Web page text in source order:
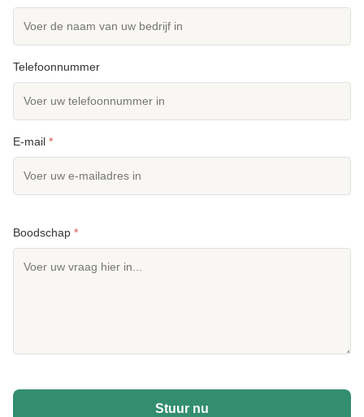
Telefoonnummer
E-mail *
Boodschap *
Stuur nu